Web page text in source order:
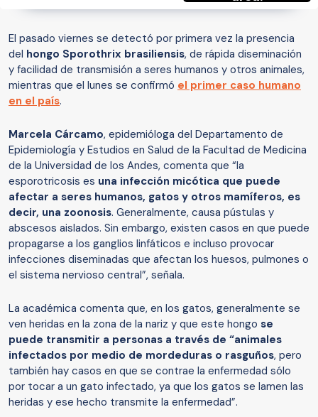
El pasado viernes se detectó por primera vez la presencia
del hongo Sporothrix brasiliensis, de rápida diseminación
y facilidad de transmisión a seres humanos y otros animales,
mientras que el lunes se confirmó el primer caso humano
en el país.
Marcela Cárcamo, epidemióloga del Departamento de
Epidemiología y Estudios en Salud de la Facultad de Medicina
de la Universidad de los Andes, comenta que “la
esporotricosis es una infección micótica que puede
afectar a seres humanos, gatos y otros mamíferos, es
decir, una zoonosis. Generalmente, causa pústulas y
abscesos aislados. Sin embargo, existen casos en que puede
propagarse a los ganglios linfáticos e incluso provocar
infecciones diseminadas que afectan los huesos, pulmones o
el sistema nervioso central”, señala.
La académica comenta que, en los gatos, generalmente se
ven heridas en la zona de la nariz y que este hongo se
puede transmitir a personas a través de “animales
infectados por medio de mordeduras o rasguños, pero
también hay casos en que se contrae la enfermedad sólo
por tocar a un gato infectado, ya que los gatos se lamen las
heridas y ese hecho transmite la enfermedad”.